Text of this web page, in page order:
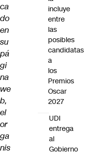
ca
do
en
su
pá
gi
na
we
b,
el
or
ga
nis
incluye
entre
las
posibles
candidatas
a
los
Premios
Oscar
2027
UDI
entrega
al
Gobierno